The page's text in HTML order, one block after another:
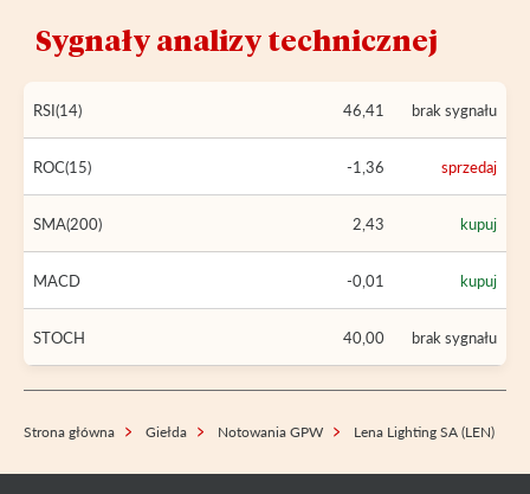
Sygnały analizy technicznej
RSI(14) 46,41 brak sygnału
ROC(15) -1,36 sprzedaj
SMA(200) 2,43 kupuj
MACD -0,01 kupuj
STOCH 40,00 brak sygnału
Strona główna Giełda Notowania GPW Lena Lighting SA (LEN)